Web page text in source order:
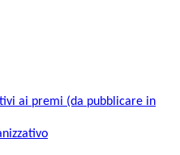
ai premi (da pubblicare in